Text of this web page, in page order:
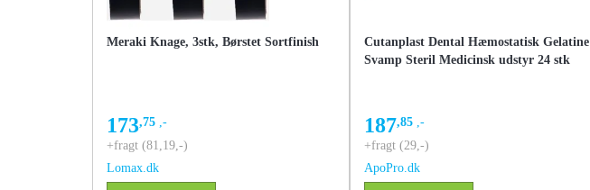
Meraki Knage, 3stk, Børstet Sortfinish
173,75 ,-
+fragt (81,19,-)
Lomax.dk
Cutanplast Dental Hæmostatisk Gelatine
Svamp Steril Medicinsk udstyr 24 stk
187,85 ,-
+fragt (29,-)
ApoPro.dk